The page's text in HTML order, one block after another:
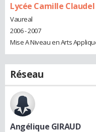
Lycée Camille Claudel
Vaureal
2006 - 2007
Mise A Niveau en Arts
Réseau
Angélique GIRAUD